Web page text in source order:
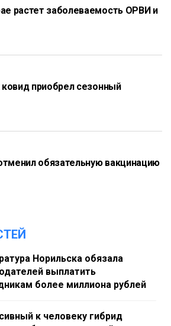
растет заболеваемость ОРВИ и
ковид приобрел сезонный
обязательную вакцинацию
Норильска обязала
выплатить
более миллиона рублей
к человеку гибрид